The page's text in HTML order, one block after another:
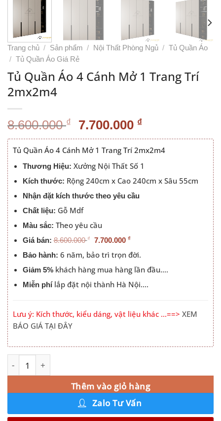
Trang chủ / Sản phẩm / Nội Thất Phòng Ngủ / Tủ Quần Áo
/ Tủ Quần Áo Giá Rẻ
Tủ Quần Áo 4 Cánh Mở 1 Trang Trí
2mx2m4
8.600.000₫ Giá
gốc
là:
8.600.000 ₫.
7.700.000 ₫Giá
hiện
tại
là:
7.700.000 ₫.
Tủ Quần Áo 4 Cánh Mở 1 Trang Trí 2mx2m4
Thương Hiệu: Xưởng Nội Thất Số 1
Kích thước: Rộng 240cm x Cao 240cm x Sâu 55cm
Nhận đặt kích thước theo yêu cầu
Chất liệu: Gỗ Mdf
Màu sắc: Theo yêu cầu
Giá bán:8.600.000 ₫ 7.700.000 ₫
Bảo hành: 6 năm, bảo trì trọn đời.
Giảm 5%khách hàng mua hàng lần đầu….
Miễn phílắp đặt nội thành Hà Nội….
Lưu ý: Kích thước, kiểu dáng, vật liệu khác …==> XEM
BÁO GIÁ TẠI ĐÂY
Tủ Quần Áo 4 Cánh Mở 1 Trang Trí 2mx2m4 số lượng
Thêm vào giỏ hàng
Alternative:
Zalo Tư Vấn